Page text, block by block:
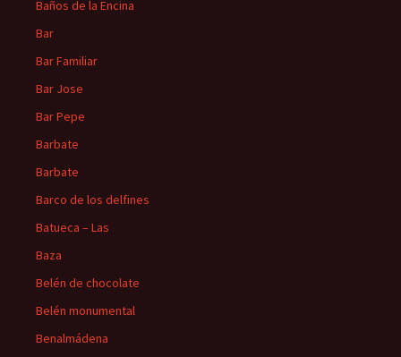
Baños de la Encina
Bar
Bar Familiar
Bar Jose
Bar Pepe
Barbate
Barbate
Barco de los delfines
Batueca – Las
Baza
Belén de chocolate
Belén monumental
Benalmádena